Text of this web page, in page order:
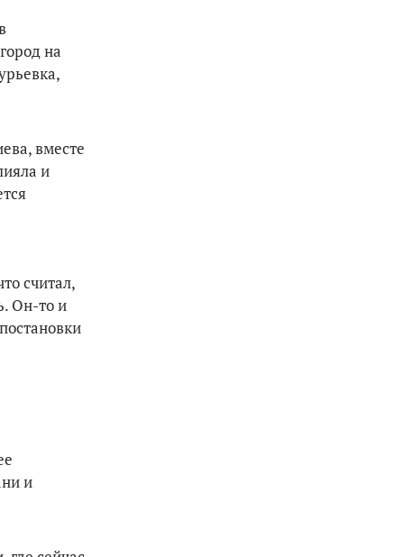
на
вместе
и
считал,
Он-то и
и